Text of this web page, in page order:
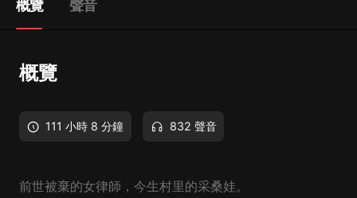
概覽 聲音
概覽
111 小時 8 分鐘 832 聲音
前世被棄的女律師，今生村里的采桑娃。